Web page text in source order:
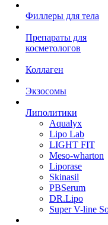
Филлеры для тела
Препараты для
косметологов
Коллаген
Экзосомы
Липолитики
Aqualyx
Lipo Lab
LIGHT FIT
Meso-wharton
Liporase
Skinasil
PBSerum
DR.Lipo
Super V-line